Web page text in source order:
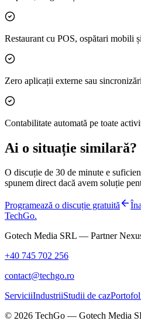
Restaurant cu POS, ospătari mobili
Zero aplicații externe sau sincronizări
Contabilitate automată pe toate
Ai o situație similară?
O discuție de 30 de minute e
spunem direct dacă avem soluție
Programează o discuție gratuită
TechGo.
Gotech Media SRL — Partner
+40 745 702 256
contact@techgo.ro
ServiciiIndustriiStudii de caz
© 2026 TechGo — Gotech Media